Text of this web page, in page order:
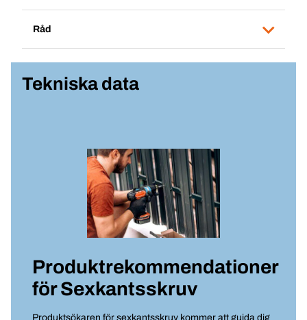
Råd
Tekniska data
Produktrekommendationer
förSexkantsskruv
Produktsökaren för sexkantsskruv kommer att guida dig